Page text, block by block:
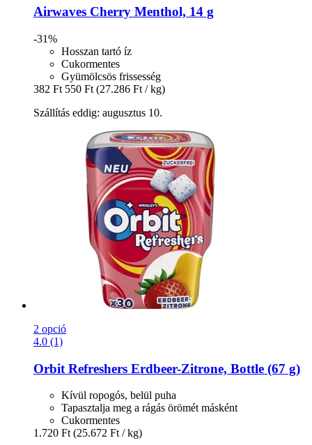
Airwaves Cherry Menthol, 14 g
-31%
Hosszan tartó íz
Cukormentes
Gyümölcsös frissesség
382 Ft 550 Ft (27.286 Ft / kg)
Szállítás eddig: augusztus 10.
2 opció
4.0 (1)
Orbit Refreshers Erdbeer-​Zitrone, Bottle (67 g)
Kívül ropogós, belül puha
Tapasztalja meg a rágás örömét másként
Cukormentes
1.720 Ft (25.672 Ft / kg)